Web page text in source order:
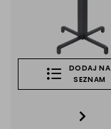
DODAJ NA
SEZNAM